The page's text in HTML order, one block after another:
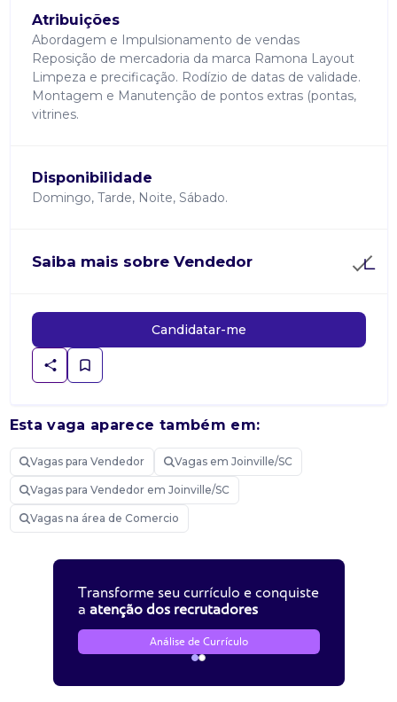
Atribuições
Abordagem e Impulsionamento de vendas
Reposição de mercadoria da marca Ramona Layout
Limpeza e precificação. Rodízio de datas de validade.
Montagem e Manutenção de pontos extras (pontas,
vitrines.
Disponibilidade
Domingo, Tarde, Noite, Sábado.
Saiba mais sobre Vendedor
Candidatar-me
Esta vaga aparece também em:
Vagas para Vendedor Vagas em Joinville/SC
Vagas para Vendedor em Joinville/SC
Vagas na área de Comercio
Transforme seu currículo e conquiste
a atenção dos recrutadores
Análise de Currículo